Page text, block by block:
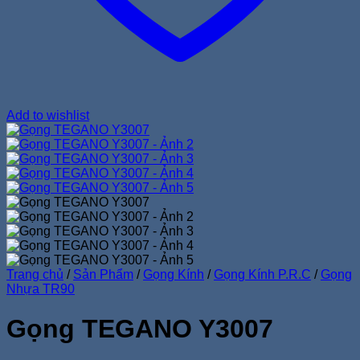
Add to wishlist
Trang chủ / Sản Phẩm / Gọng Kính / Gọng Kính P.R.C / Gọng
Nhựa TR90
Gọng TEGANO Y3007